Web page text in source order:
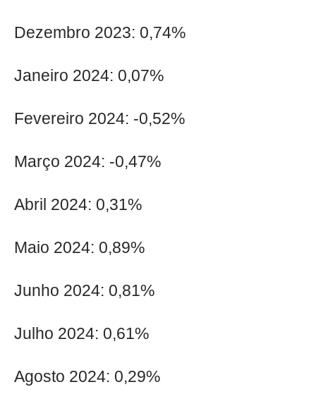
Dezembro 2023: 0,74%
Janeiro 2024: 0,07%
Fevereiro 2024: -0,52%
Março 2024: -0,47%
Abril 2024: 0,31%
Maio 2024: 0,89%
Junho 2024: 0,81%
Julho 2024: 0,61%
Agosto 2024: 0,29%